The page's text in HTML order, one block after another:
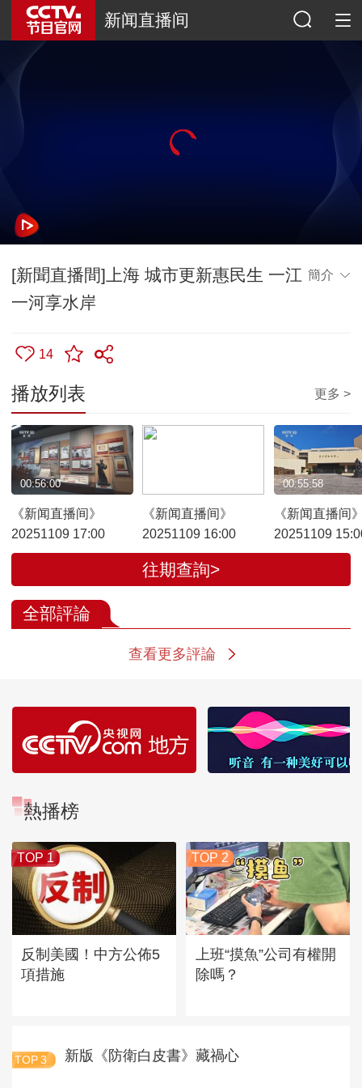
新闻直播间
[新聞直播間]上海 城市更新惠民生 一江
一河享水岸
簡介
14
播放列表 更多 >
《新闻直播间》
20251109 17:00
00:56:00
《新闻直播间》
20251109 16:00
《新闻直播间
20251109
00:55:58
往期查詢>
全部評論
查看更多評論
熱播榜
TOP 1
反制美國！中方公佈5
項措施
TOP 2
上班“摸魚”公司有權開
除嗎？
TOP 3 新版《防衛白皮書》藏禍心